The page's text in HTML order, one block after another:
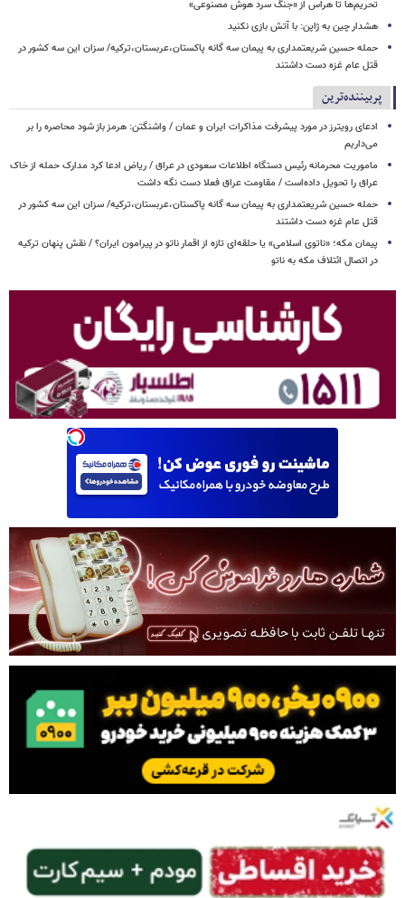
تحریم‌ها تا هراس از «جنگ سرد هوش مصنوعی»
هشدار چین به ژاپن: با آتش بازی نکنید
حمله حسین شریعتمداری به پیمان سه گانه پاکستان،عربستان،ترکیه/ سزان این سه کشور در
قتل عام غزه دست داشتند
پربیننده‌ترین
ادعای رویترز در مورد پیشرفت مذاکرات ایران و عمان / واشنگتن: هرمز باز شود محاصره را بر
می‌داریم
ماموریت محرمانه رئیس دستگاه اطلاعات سعودی در عراق / ریاض ادعا کرد مدارک حمله از خاک
عراق را تحویل داده‌است / مقاومت عراق فعلا دست نگه داشت
حمله حسین شریعتمداری به پیمان سه گانه پاکستان،عربستان،ترکیه/ سزان این سه کشور در
قتل عام غزه دست داشتند
پیمان مکه؛ «ناتوی اسلامی» یا حلقه‌ای تازه از اقمار ناتو در پیرامون ایران؟ / نقش پنهان ترکیه
در اتصال ائتلاف مکه به ناتو